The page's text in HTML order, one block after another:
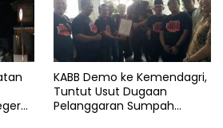
KABB Demo ke Kemendagri,
Tuntut Usut Dugaan
Pelanggaran Sumpah